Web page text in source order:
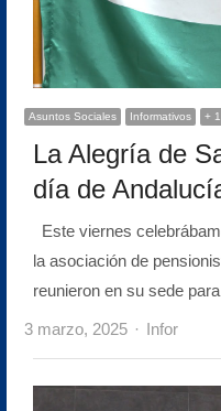
Asuntos Sociales Informativos +
La Alegría de
día de
Este viernes
la asociación de
reunieron en su sede
3 marzo, 2025 Author
Infor